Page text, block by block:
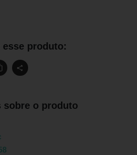
esse produto:
sobre o produto